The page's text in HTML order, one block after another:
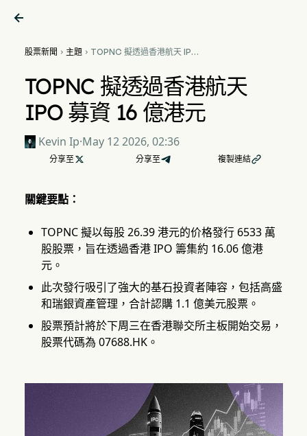

股票新聞  主題 TOPNC 擬透過香港航天 IPO
TOPNC 擬透過香港航天
IPO 募資 16 億港元
Kevin Ip·May 12 2026, 02:36
分享至  分享至 複製連結
關鍵要點：
TOPNC 擬以每股 26.39 港元的价格發行 6533 萬
股股票，旨在透過香港 IPO 籌集約 16.06 億港
元。
此次發行吸引了強大的基石投資者陣容，包括高盛
和瑞銀資產管理，合計認購 1.1 億美元股票。
股票預計將於下周三在香港聯交所主板開始交易，
股票代碼為 07688.HK。